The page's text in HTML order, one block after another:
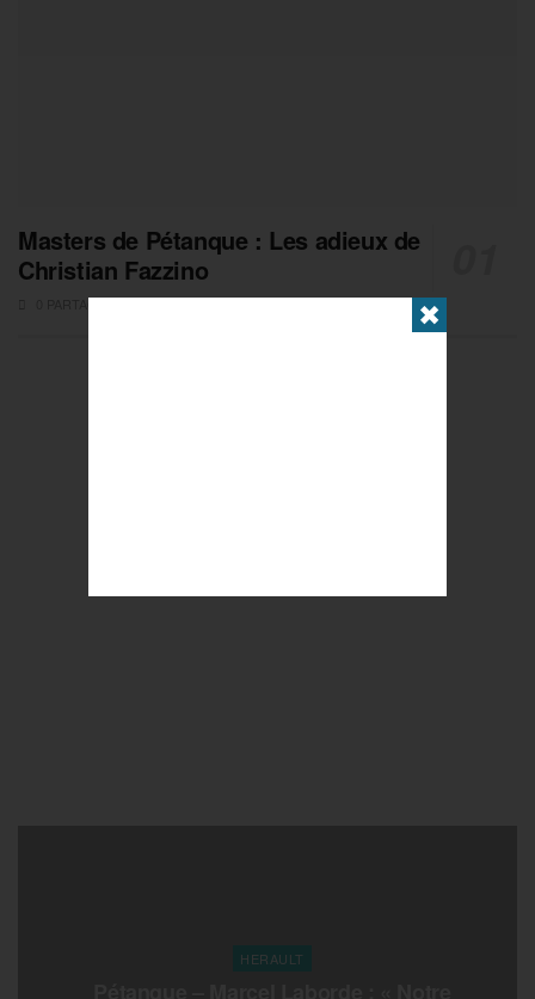
Masters de Pétanque : Les adieux de
Christian Fazzino
0 PARTAGES
HERAULT
✖